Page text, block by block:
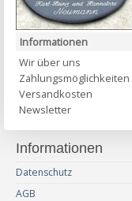
Informationen
Wir über uns
Zahlungsmöglichkeiten
Versandkosten
Newsletter
Informationen
Datenschutz
AGB